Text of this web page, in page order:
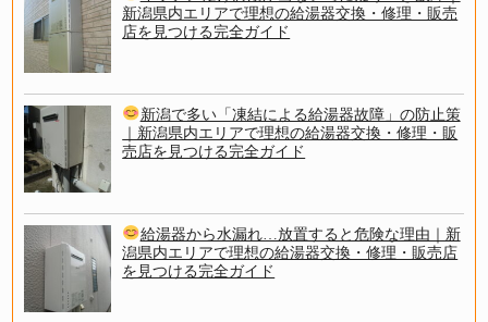
新潟県内エリアで理想の給湯器交換・修理・販売
店を見つける完全ガイド
新潟で多い「凍結による給湯器故障」の防止策
｜新潟県内エリアで理想の給湯器交換・修理・販
売店を見つける完全ガイド
給湯器から水漏れ…放置すると危険な理由｜新
潟県内エリアで理想の給湯器交換・修理・販売店
を見つける完全ガイド